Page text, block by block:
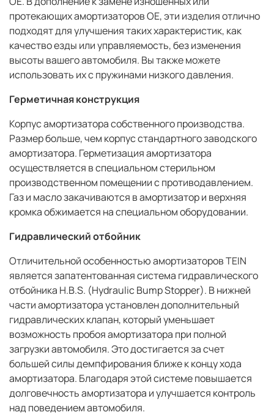
протекающих амортизаторов OE, эти изделия отлично
подходят для улучшения таких характеристик, как
качество езды или управляемость, без изменения
высоты вашего автомобиля. Вы также можете
использовать их с пружинами низкого давления.
Герметичная конструкция
Корпус амортизатора собственного производства.
Размер больше, чем корпус стандартного заводского
амортизатора. Герметизация амортизатора
осуществляется в специальном стерильном
производственном помещении с противодавлением.
Газ и масло закачиваются в амортизатор и верхняя
кромка обжимается на специальном оборудовании.
Гидравлический отбойник
Отличительной особенностью амортизаторов TEIN
является запатентованная система гидравлического
отбойника H.B.S. (Hydraulic Bump Stopper). В нижней
части амортизатора установлен дополнительный
гидравлических клапан, который уменьшает
возможность пробоя амортизатора при полной
загрузки автомобиля. Это достигается за счет
большей силы демпфирования ближе к концу хода
амортизатора. Благодаря этой системе повышается
долговечность амортизатора и улучшается контроль
над поведением автомобиля.